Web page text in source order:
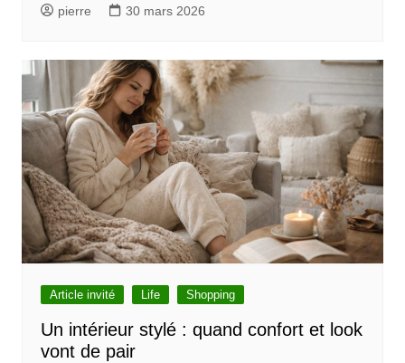
pierre 30 mars 2026
Article invité Life Shopping
Un intérieur stylé : quand confort et look
vont de pair